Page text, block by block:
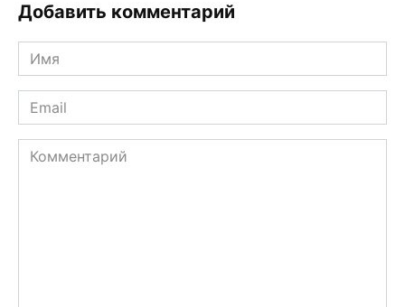
Добавить комментарий
Имя
*
Email
*
Комментарий